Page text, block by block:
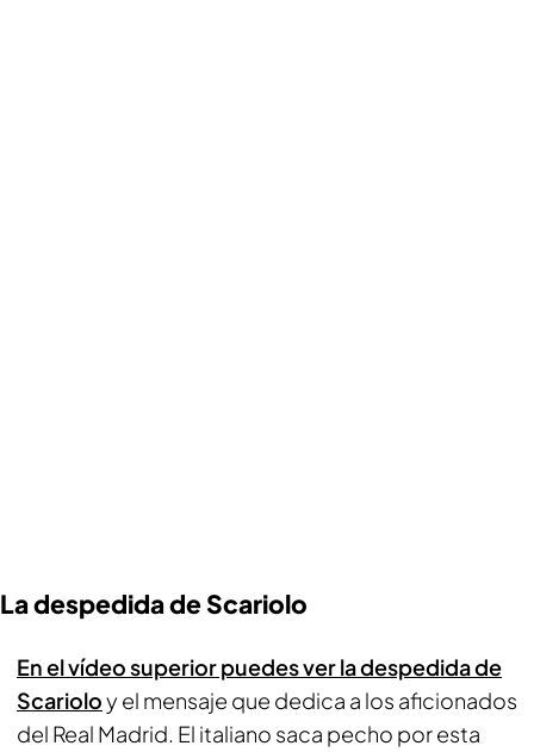
La despedida de Scariolo
En el vídeo superior puedes ver la despedida de
Scarioloy el mensaje que dedica a los aficionados
del Real Madrid. El italiano saca pecho por esta